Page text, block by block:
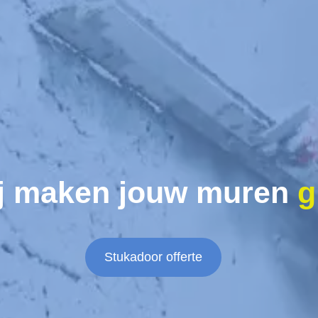
maken jouw muren
Stukadoor offerte